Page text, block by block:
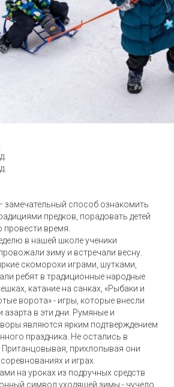
замечательный способ ознакомить
предков, порадовать детей
провести время.
в нашей школе ученики
зиму и встречали весну.
скоморохи играми, шутками,
ребят в традиционные народные
катание на санках, «Рыбаки и
ворота» - игры, которые внесли
в эти дни. Румяные и
являются ярким подтверждением
праздника. Не остались в
Пританцовывая, прихлопывая они
и играх.
на уроках из подручных средств
символ уходящей зимы - чучело